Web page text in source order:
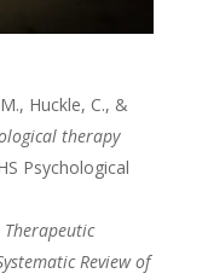
Huckle, C., &
therapy
Psychological
Therapeutic
Review of